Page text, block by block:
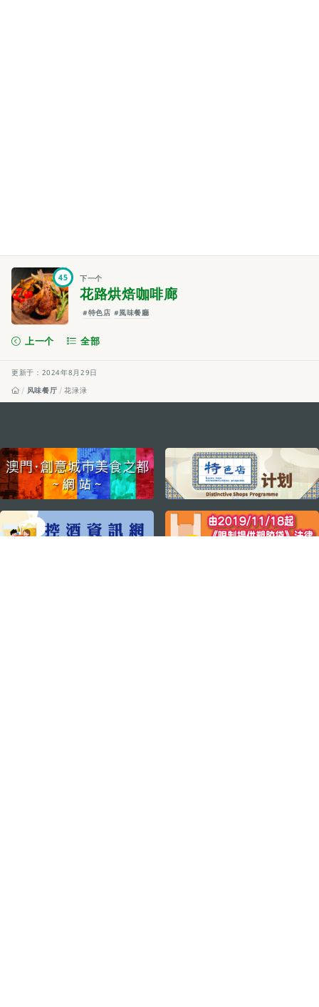
45 下一个
花路烘焙咖啡廊
#特色店 #風味餐廳
上一个 全部
更新于：2024年8月29日
风味餐厅
花渌渌
external links